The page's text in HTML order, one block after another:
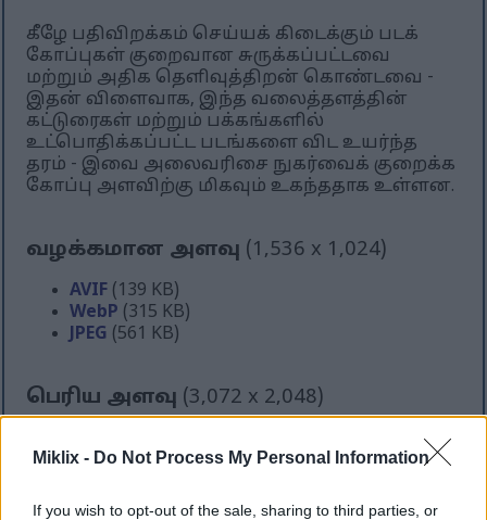
Miklix - Do Not Process My Personal Information
If you wish to opt-out of the sale, sharing to third parties, or
கீழே பதிவிறக்கம் செய்யக் கிடைக்கும் படக்
கோப்புகள் குறைவான சுருக்கப்பட்டவை
மற்றும் அதிக தெளிவுத்திறன் கொண்டவை -
இதன் விளைவாக, இந்த வலைத்தளத்தின்
கட்டுரைகள் மற்றும் பக்கங்களில்
உட்பொதிக்கப்பட்ட படங்களை விட உயர்ந்த
தரம் - இவை அலைவரிசை நுகர்வைக் குறைக்க
கோப்பு அளவிற்கு மிகவும் உகந்ததாக உள்ளன.
வழக்கமான அளவு (1,536 x 1,024)
AVIF (139 KB)
WebP (315 KB)
JPEG (561 KB)
பெரிய அளவு (3,072 x 2,048)
WebP (748 KB)